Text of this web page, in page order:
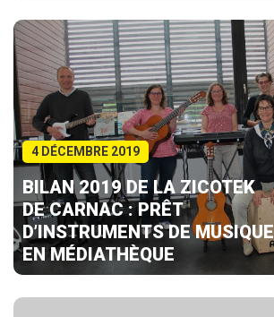
4 DÉCEMBRE 2019
BILAN 2019 DE LA ZICOTEK
DE CARNAC : PRÊT
D’INSTRUMENTS DE MUSIQUE
EN MÉDIATHÈQUE